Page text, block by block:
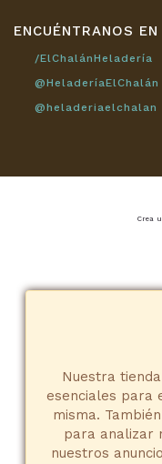
ENCUÉNTRANOS EN
/ElChalánHeladería
@HeladeríaElChalán
@heladeriaelchalan
Crea
Nuestra
esenciales para
misma.
para analizar
nuestros